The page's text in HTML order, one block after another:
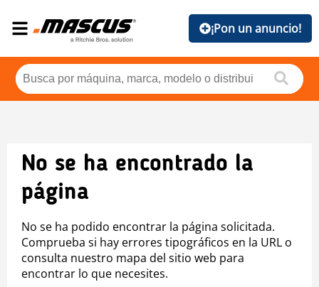
¡Pon un anuncio!
No se ha encontrado la
página
No se ha podido encontrar la página solicitada.
Comprueba si hay errores tipográficos en la URL o
consulta nuestro mapa del sitio web para
encontrar lo que necesites.